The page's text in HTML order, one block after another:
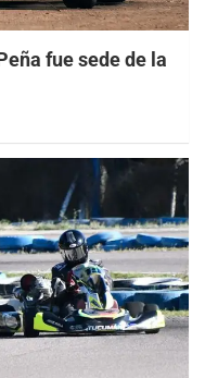
fue sede de la